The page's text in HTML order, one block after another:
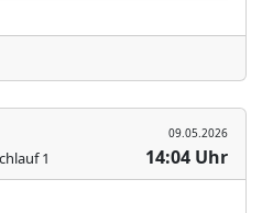
1
09.05.2026
14:04 Uhr